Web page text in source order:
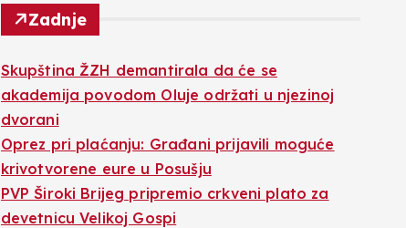
Zadnje
Skupština ŽZH demantirala da će se
akademija povodom Oluje održati u njezinoj
dvorani
Oprez pri plaćanju: Građani prijavili moguće
krivotvorene eure u Posušju
PVP Široki Brijeg pripremio crkveni plato za
devetnicu Velikoj Gospi